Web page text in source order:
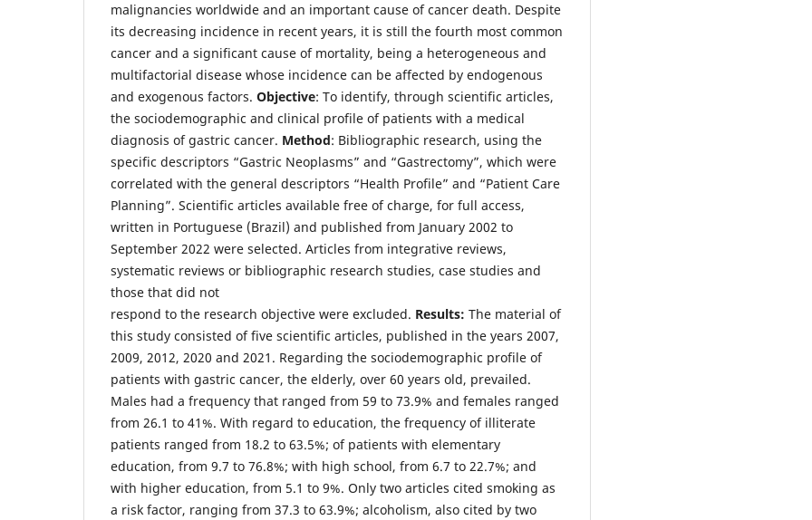
malignancies worldwide and an important cause of cancer death. Despite
its decreasing incidence in recent years, it is still the fourth most common
cancer and a significant cause of mortality, being a heterogeneous and
multifactorial disease whose incidence can be affected by endogenous
and exogenous factors. Objective: To identify, through scientific articles,
the sociodemographic and clinical profile of patients with a medical
diagnosis of gastric cancer. Method: Bibliographic research, using the
specific descriptors “Gastric Neoplasms” and “Gastrectomy”, which were
correlated with the general descriptors “Health Profile” and “Patient Care
Planning”. Scientific articles available free of charge, for full access,
written in Portuguese (Brazil) and published from January 2002 to
September 2022 were selected. Articles from integrative reviews,
systematic reviews or bibliographic research studies, case studies and
those that did not
respond to the research objective were excluded. Results: The material of
this study consisted of five scientific articles, published in the years 2007,
2009, 2012, 2020 and 2021. Regarding the sociodemographic profile of
patients with gastric cancer, the elderly, over 60 years old, prevailed.
Males had a frequency that ranged from 59 to 73.9% and females ranged
from 26.1 to 41%. With regard to education, the frequency of illiterate
patients ranged from 18.2 to 63.5%; of patients with elementary
education, from 9.7 to 76.8%; with high school, from 6.7 to 22.7%; and
with higher education, from 5.1 to 9%. Only two articles cited smoking as
a risk factor, ranging from 37.3 to 63.9%; alcoholism, also cited by two